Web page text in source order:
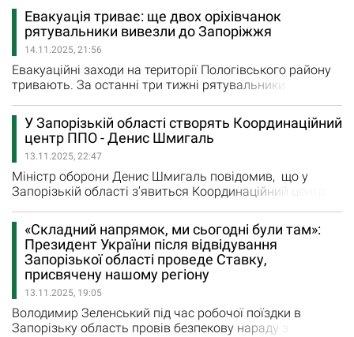
Запоріжжі функціонує 43 заклади компактного
тимчасового проживання — шелтери, гуртожитки,
комунальні установи міського та обласного
підпорядкування. Про це розповів речник Запорізької
обласної військової адміністрації…
Евакуація триває: ще двох оріхівчанок
рятувальники вивезли до Запоріжжя
14.11.2025, 21:56
Евакуаційні заходи на території Пологівського району
тривають. За останні три тижні рятувальники
територій, серед них — дві жінки з Оріхова, які деякий
час проживали в населених пунктах, що щоденно
перебувають під російськими обстрілами. Офіцери-
рятувальники громад й надалі виїжджають у найбільш
небезпечні…
У Запорізькій області створять Координаційний
центр ППО - Денис Шмигаль
13.11.2025, 22:47
Міністр оборони Денис Шмигаль повідомив, що у
Запорізькій області з’явиться Координаційний центр
центру, що вже працює на Харківщині. Під час наради у
Харкові ухвалили рішення про створення подібних
структур також у Чернігівській та Полтавській
областях. "Координаційний центр на Харківщині
показав високу…
«Складний напрямок, ми сьогодні були там»:
Президент України після відвідування
Запорізької області проведе Ставку,
присвячену нашому регіону
13.11.2025, 19:05
Володимир Зеленський під час робочої поїздки в
Запорізьку область провів безпекову нараду з